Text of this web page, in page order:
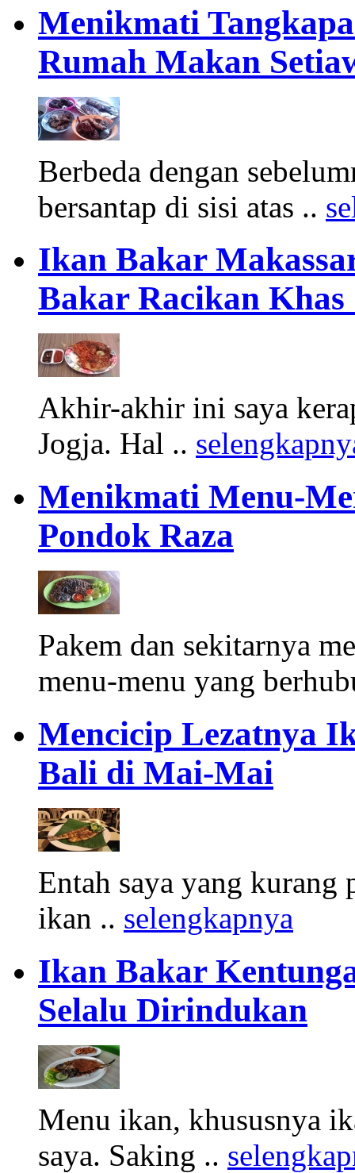
Menikmati
Rumah Makan
Berbeda dengan
bersantap di sisi atas ..
Ikan Bakar
Bakar Racikan Khas
Akhir-akhir ini saya
Jogja. Hal ..
Menikmati Menu-
Pondok Raza
Pakem dan sekitarnya
menu-menu yang
Mencicip Lezatnya
Bali di Mai-Mai
Entah saya yang kurang
ikan .. selengkapnya
Ikan Bakar
Selalu Dirindukan
Menu ikan, khususnya
saya. Saking ..